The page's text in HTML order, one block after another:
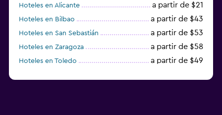
Hoteles en Alicante a partir de $21
Hoteles en Bilbao a partir de $43
Hoteles en San Sebastián a partir de $53
Hoteles en Zaragoza a partir de $58
Hoteles en Toledo a partir de $49